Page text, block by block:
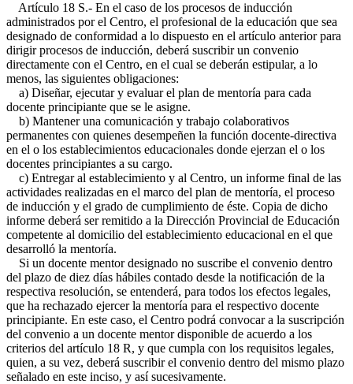
Artículo 18 S.- En el caso de los procesos de inducción
administrados por el Centro, el profesional de la educación que sea
designado de conformidad a lo dispuesto en el artículo anterior para
dirigir procesos de inducción, deberá suscribir un convenio
directamente con el Centro, en el cual se deberán estipular, a lo
menos, las siguientes obligaciones:
a) Diseñar, ejecutar y evaluar el plan de mentoría para cada
docente principiante que se le asigne.
b) Mantener una comunicación y trabajo colaborativos
permanentes con quienes desempeñen la función docente-directiva
en el o los establecimientos educacionales donde ejerzan el o los
docentes principiantes a su cargo.
c) Entregar al establecimiento y al Centro, un informe final de las
actividades realizadas en el marco del plan de mentoría, el proceso
de inducción y el grado de cumplimiento de éste. Copia de dicho
informe deberá ser remitido a la Dirección Provincial de Educación
competente al domicilio del establecimiento educacional en el que
desarrolló la mentoría.
Si un docente mentor designado no suscribe el convenio dentro
del plazo de diez días hábiles contado desde la notificación de la
respectiva resolución, se entenderá, para todos los efectos legales,
que ha rechazado ejercer la mentoría para el respectivo docente
principiante. En este caso, el Centro podrá convocar a la suscripción
del convenio a un docente mentor disponible de acuerdo a los
criterios del artículo 18 R, y que cumpla con los requisitos legales,
quien, a su vez, deberá suscribir el convenio dentro del mismo plazo
señalado en este inciso, y así sucesivamente.